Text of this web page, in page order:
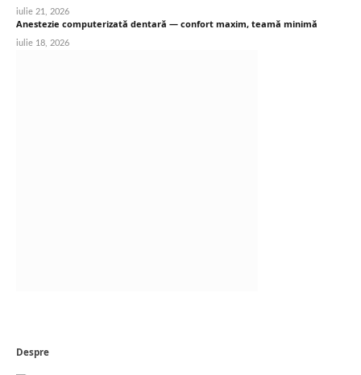
iulie 21, 2026
Anestezie computerizată dentară — confort maxim, teamă minimă
iulie 18, 2026
Despre